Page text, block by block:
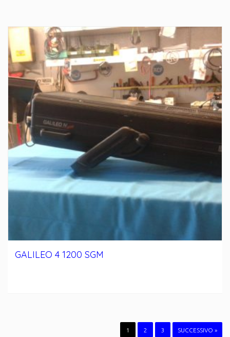
GALILEO 4 1200 SGM
1 2 3 SUCCESSIVO »